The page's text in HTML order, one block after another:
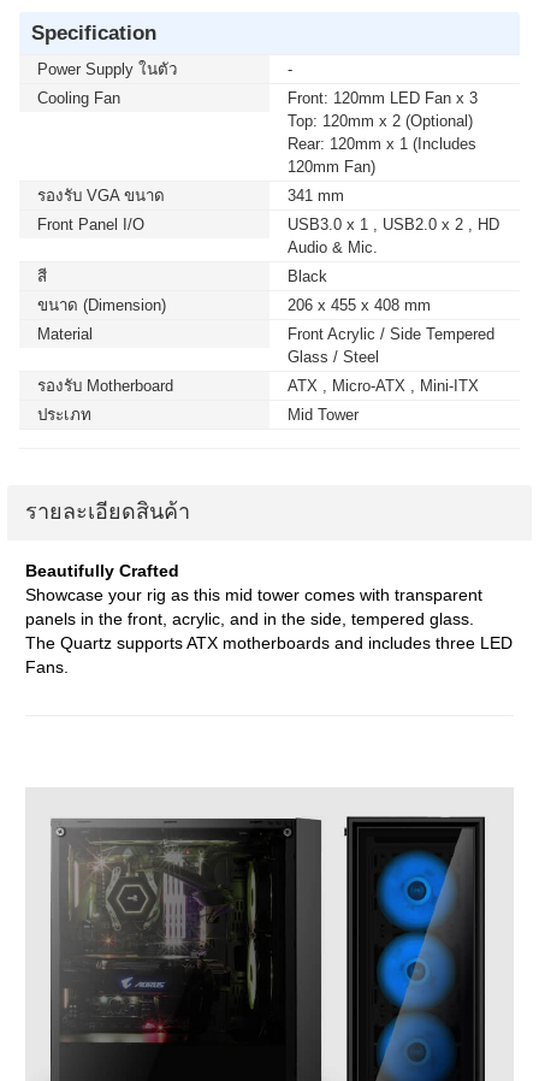
Specification
Power Supply ในตัว
-
Cooling Fan
Front: 120mm LED Fan x 3
Top: 120mm x 2 (Optional)
Rear: 120mm x 1 (Includes
120mm Fan)
รองรับ VGA ขนาด
341 mm
Front Panel I/O
USB3.0 x 1 , USB2.0 x 2 , HD
Audio & Mic.
สี
Black
ขนาด (Dimension)
206 x 455 x 408 mm
Material
Front Acrylic / Side Tempered
Glass / Steel
รองรับ Motherboard
ATX , Micro-ATX , Mini-ITX
ประเภท
Mid Tower
รายละเอียดสินค้า
Beautifully Crafted
Showcase your rig as this mid tower comes with transparent
panels in the front, acrylic, and in the side, tempered glass.
The Quartz supports ATX motherboards and includes three LED
Fans.